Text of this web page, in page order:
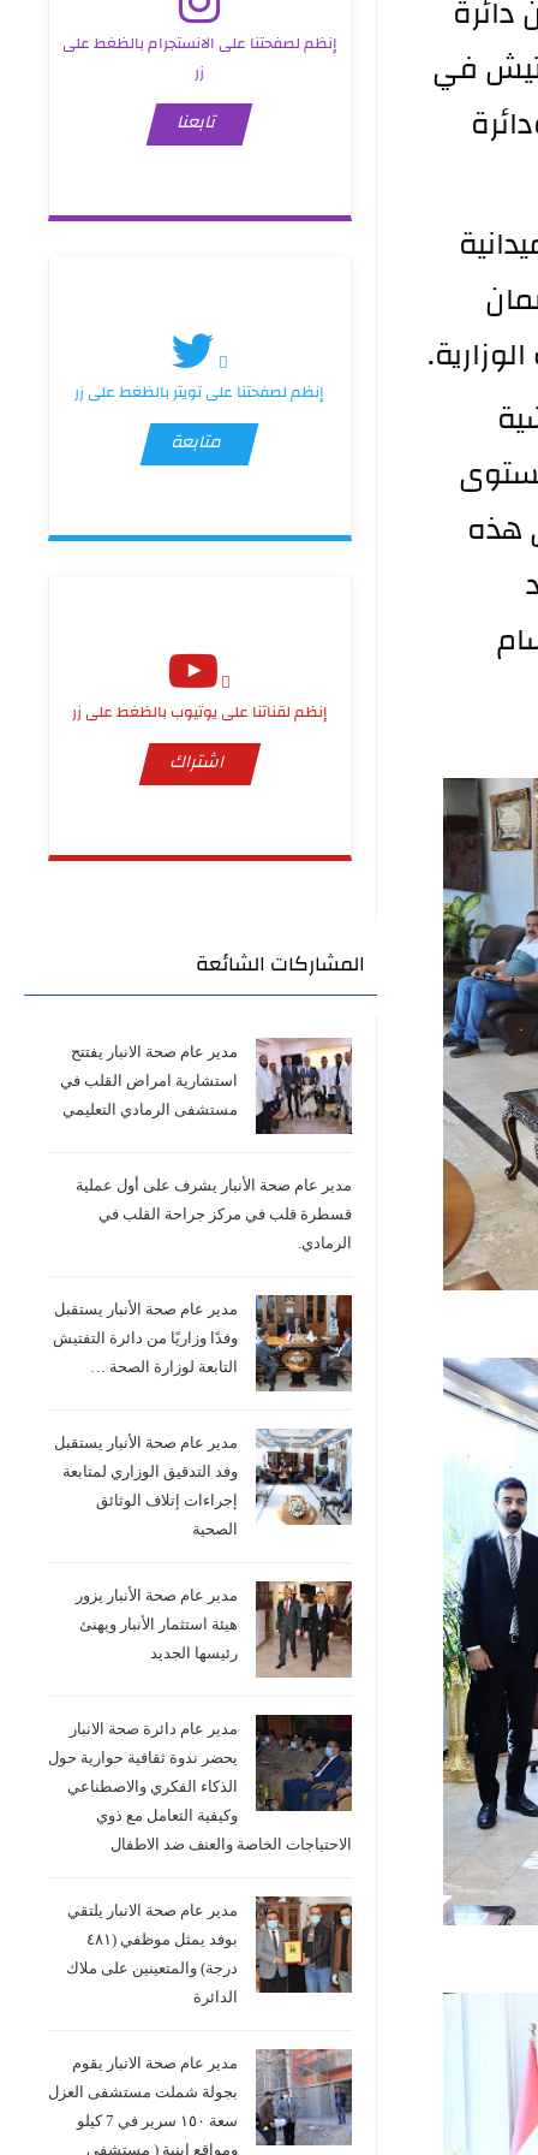
الزيارة ضمن الخطة الوزارية لمتابعة وإسناد جهود
المؤسسات الصحية الحكومية ومتابعة عمل أقسام
إنظم لصفحتنا على الانستجرام بالظغط على
زر
تابعنا
إنظم لصفحتنا على تويتر بالظغط على زر
متابعة
إنظم لقناتنا على يوتيوب بالظغط على زر
اشتراك
المشاركات الشائعة
مدير عام صحة الانبار يفتتح
استشارية امراض القلب في
مستشفى الرمادي التعليمي
مدير عام صحة الأنبار يشرف على أول عملية
قسطرة قلب في مركز جراحة القلب في
الرمادي.
مدير عام صحة الأنبار يستقبل
وفدًا وزاريًا من دائرة التفتيش
التابعة لوزارة الصحة …
مدير عام صحة الأنبار يستقبل
وفد التدقيق الوزاري لمتابعة
إجراءات إتلاف الوثائق
الصحية
مدير عام صحة الأنبار يزور
هيئة استثمار الأنبار ويهنئ
رئيسها الجديد
مدير عام دائرة صحة الانبار
يحضر ندوة ثقافية حوارية حول
الذكاء الفكري والاصطناعي
وكيفية التعامل مع ذوي
الاحتياجات الخاصة والعنف ضد الاطفال
مدير عام صحة الانبار يلتقي
بوفد يمثل موظفي (٤٨١
درجة) والمتعينين على ملاك
الدائرة
مدير عام صحة الانبار يقوم
بجولة شملت مستشفى العزل
سعة ١٥٠ سرير في 7 كيلو
ومواقع ابنية ( مستشفى